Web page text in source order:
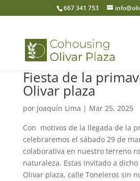
667 341 753
Fiesta de la
Olivar plaza
por Joaquín Lima | Mar 25, 2025
Con motivos de la llegada de la
celebraremos el sábado 29 de
colaborativa en nuestro terreno
naturaleza. Estas invitado a
Olivar plaza, calle Toneleros sin